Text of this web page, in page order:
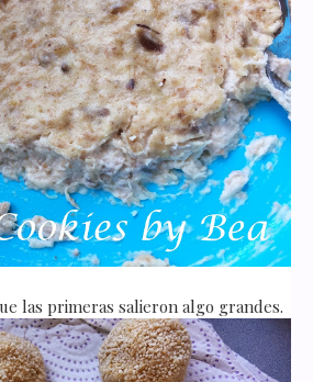
las primeras salieron algo grandes.